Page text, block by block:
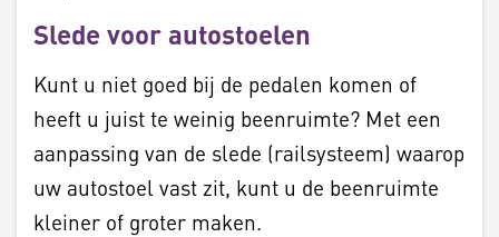
Slede voor autostoelen
Kunt u niet goed bij de pedalen komen of
heeft u juist te weinig beenruimte? Met een
aanpassing van de slede (railsysteem) waarop
uw autostoel vast zit, kunt u de beenruimte
kleiner of groter maken.